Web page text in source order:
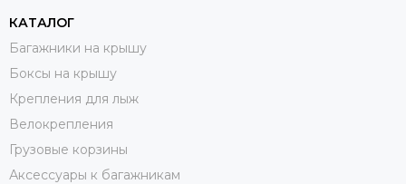
КАТАЛОГ
Багажники на крышу
Боксы на крышу
Крепления для лыж
Велокрепления
Грузовые корзины
Аксессуары к багажникам